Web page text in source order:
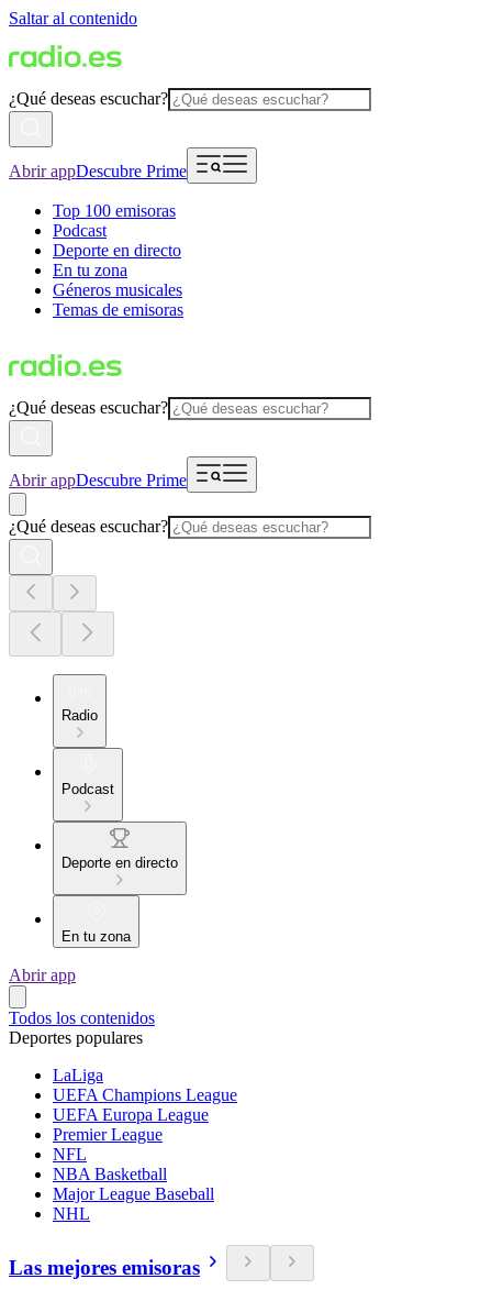
Saltar al contenido
¿Qué deseas escuchar?
Abrir appDescubre Prime
Top 100 emisoras
Podcast
Deporte en directo
En tu zona
Géneros musicales
Temas de emisoras
¿Qué deseas escuchar?
Abrir appDescubre Prime
¿Qué deseas escuchar?
Radio
Podcast
Deporte en directo
En tu zona
Abrir app
Todos los contenidos
Deportes populares
LaLiga
UEFA Champions League
UEFA Europa League
Premier League
NFL
NBA Basketball
Major League Baseball
NHL
Las mejores emisoras